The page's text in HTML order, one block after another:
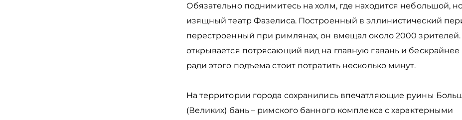
Обязательно поднимитесь на холм, где находится небольшой,
изящный театр Фазелиса. Построенный в эллинистический
перестроенный при римлянах, он вмещал около 2000
открывается потрясающий вид на главную гавань и бескрайнее
ради этого подъема стоит потратить несколько минут.
На территории города сохранились впечатляющие руины
(Великих) бань – римского банного комплекса с характерными